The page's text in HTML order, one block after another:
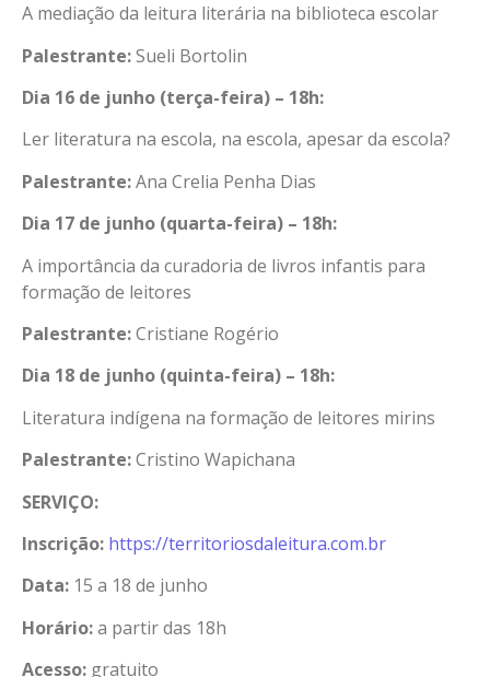
A mediação da leitura literária na biblioteca escolar
Palestrante:Sueli Bortolin
Dia 16 de junho (terça-feira) – 18h:
Ler literatura na escola, na escola, apesar da escola?
Palestrante:Ana Crelia Penha Dias
Dia 17 de junho (quarta-feira) – 18h:
A importância da curadoria de livros infantis para
formação de leitores
Palestrante:Cristiane Rogério
Dia 18 de junho (quinta-feira) – 18h:
Literatura indígena na formação de leitores mirins
Palestrante:Cristino Wapichana
SERVIÇO:
Inscrição: https://territoriosdaleitura.com.br
Data: 15 a 18 de junho
Horário:a partir das 18h
Acesso: gratuito